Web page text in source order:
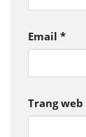
Email *
Trang web